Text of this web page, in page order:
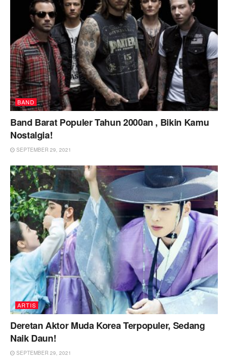
BAND
Band Barat Populer Tahun 2000an , Bikin Kamu
Nostalgia!
SEPTEMBER 29, 2021
ARTIS
Deretan Aktor Muda Korea Terpopuler, Sedang
Naik Daun!
SEPTEMBER 29, 2021